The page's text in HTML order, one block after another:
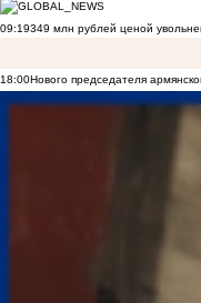
09:19349 млн рублей ценой
18:00Нового председателя